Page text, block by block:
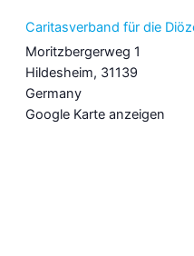
Caritasverband für die
Moritzbergerweg 1
Hildesheim, 31139
Germany
Google Karte anzeigen